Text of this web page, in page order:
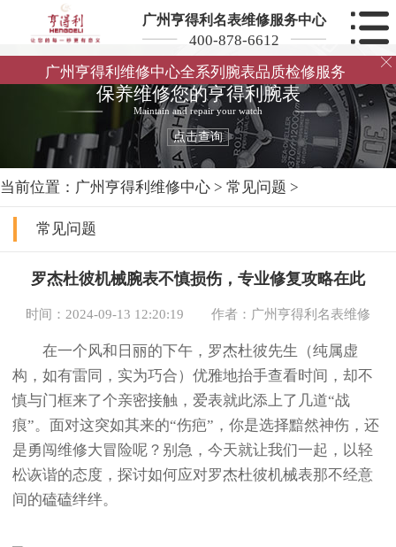
广州亨得利名表维修服务中心
400-878-6612
广州亨得利维修中心全系列腕表品质检修服务

保养维修您的亨得利腕表
Maintain and repair your watch
点击查询
当前位置： 广州亨得利维修中心 > 常见问题 >
常见问题
罗杰杜彼机械腕表不慎损伤，专业修复攻略在此
时间：2024-09-13 12:20:19 作者：广州亨得利名表维修
在一个风和日丽的下午，罗杰杜彼先生（纯属虚
构，如有雷同，实为巧合）优雅地抬手查看时间，却不
慎与门框来了个亲密接触，爱表就此添上了几道“战
痕”。面对这突如其来的“伤疤”，你是选择黯然神伤，还
是勇闯维修大冒险呢？别急，今天就让我们一起，以轻
松诙谐的态度，探讨如何应对罗杰杜彼机械表那不经意
间的磕磕绊绊。